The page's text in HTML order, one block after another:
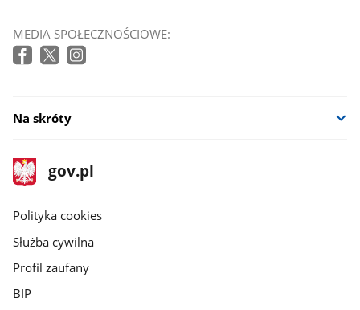
MEDIA SPOŁECZNOŚCIOWE:
Na skróty
stopka
gov.pl
Strona
gov.pl
gov.pl
Polityka cookies
Służba cywilna
Profil zaufany
BIP